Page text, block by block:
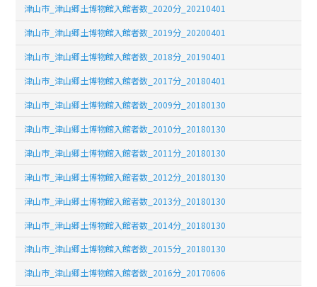
津山市_津山郷土博物館入館者数_2020分_20210401
津山市_津山郷土博物館入館者数_2019分_20200401
津山市_津山郷土博物館入館者数_2018分_20190401
津山市_津山郷土博物館入館者数_2017分_20180401
津山市_津山郷土博物館入館者数_2009分_20180130
津山市_津山郷土博物館入館者数_2010分_20180130
津山市_津山郷土博物館入館者数_2011分_20180130
津山市_津山郷土博物館入館者数_2012分_20180130
津山市_津山郷土博物館入館者数_2013分_20180130
津山市_津山郷土博物館入館者数_2014分_20180130
津山市_津山郷土博物館入館者数_2015分_20180130
津山市_津山郷土博物館入館者数_2016分_20170606